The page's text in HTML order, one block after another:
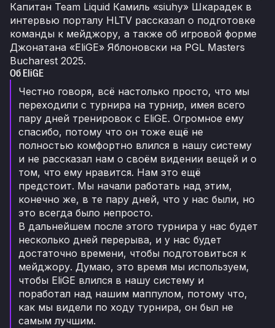
Капитан Team Liquid Камиль «siuhy» Шкарадек в
интервью порталу HLTV рассказал о подготовке
команды к мейджору, а также об игровой форме
Джонатана «EliGE» Яблоновски на PGL Masters
Bucharest 2025.
Об EliGE
Честно говоря, всё настолько просто, что мы
переходили с турнира на турнир, имея всего
пару дней тренировок с EliGE. Огромное ему
спасибо, потому что он тоже ещё не
полностью комфортно влился в нашу систему
и не рассказал нам о своём видении вещей и о
том, что ему нравится. Нам это ещё
предстоит. Мы начали работать над этим,
конечно же, в те пару дней, что у нас были, но
это всегда было непросто.
В дальнейшем после этого турнира у нас будет
несколько дней перерыва, и у нас будет
достаточно времени, чтобы подготовиться к
мейджору. Думаю, это время мы используем,
чтобы EliGE влился в нашу систему и
поработал над нашим маппулом, потому что,
как мы видели по ходу турнира, он был не
самым лучшим.